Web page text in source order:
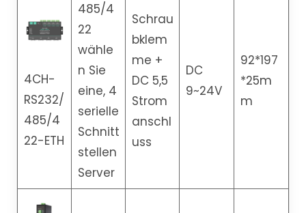
4CH-
RS232/
485/4
22-ETH
485/4
22
wähle
n Sie
eine, 4
serielle
Schnitt
stellen
Server
Schrau
bklem
me +
DC 5,5
Strom
anschl
uss
DC
9~24V
92*197
*25m
m